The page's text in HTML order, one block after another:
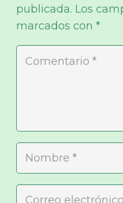
publicada. Los
marcados con *